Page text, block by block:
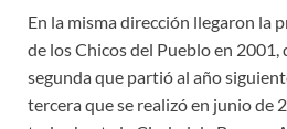
En la misma dirección llegaron la
de los Chicos del Pueblo en 2001,
segunda que partió al año
tercera que se realizó en junio de